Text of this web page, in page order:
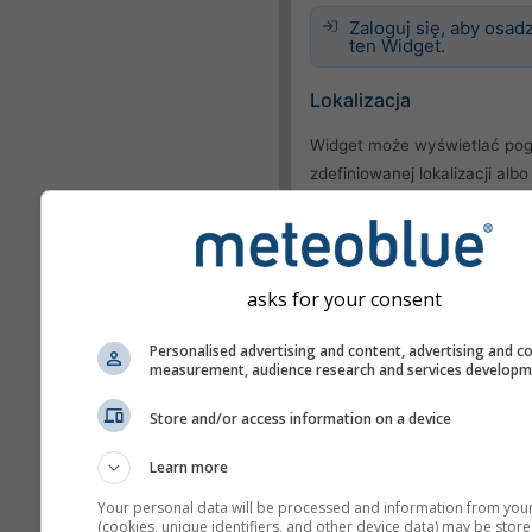
Zaloguj się, aby
ten Widget.
Lokalizacja
Widget może wyświetlać
zdefiniowanej lokalizacji albo
każdego odwiedzającego
stronę.
Użyj bieżącej
użytkownika
Wygląd
Pomiń temperaturę i
asks for your consent
Personalised advertising and content, advertising and
measurement, audience research and services
Store and/or access information on a device
Learn more
Your personal data will be processed and information from
(cookies, unique identifiers, and other device data) may be